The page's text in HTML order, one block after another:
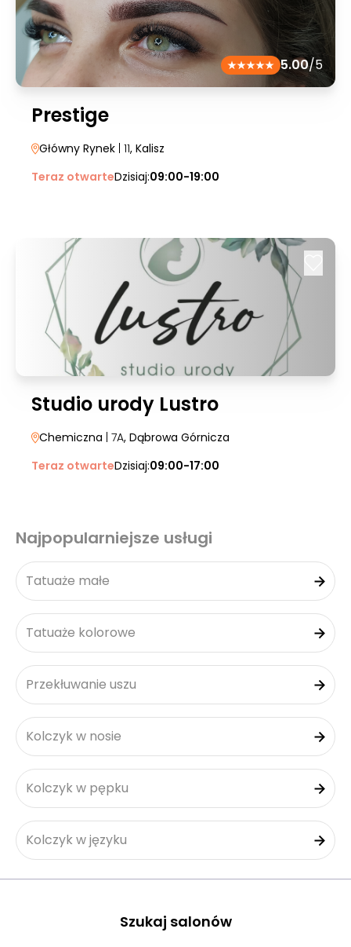
5.00/5
Prestige
Główny Rynek | 11, Kalisz
Teraz otwarteDzisiaj:09:00-19:00
Studio urody Lustro
Chemiczna | 7A, Dąbrowa Górnicza
Teraz otwarteDzisiaj:09:00-17:00
Najpopularniejsze usługi
Tatuaże małe
Tatuaże kolorowe
Przekłuwanie uszu
Kolczyk w nosie
Kolczyk w pępku
Kolczyk w języku
Szukaj salonów